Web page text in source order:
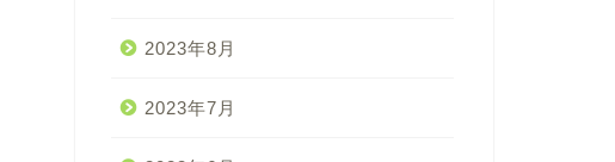
2023年8月
2023年7月